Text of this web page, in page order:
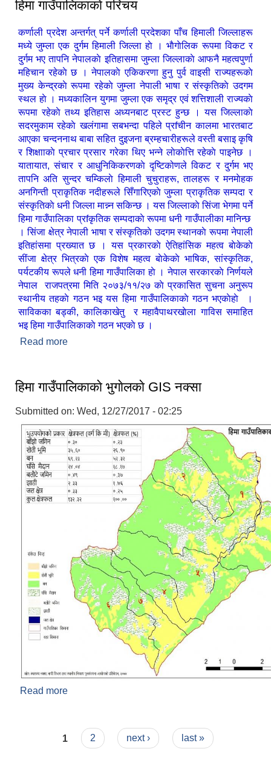
हिमा गाउँपालिकाकाे परिचय
कर्णाली प्रदेश अन्तर्गत् पर्ने कर्णाली प्रदेशका पाँच हिमाली जिल्लाहरू
मध्ये जुम्ला एक दुर्गम हिमाली जिल्ला हाे । भाैगाेलिक रूपमा विकट र
दुर्गम भए तापनि नेपालकाे इतिहासमा जुम्ला जिल्लाकाे आफनै महत्वपुर्णा
महिचान रहेकाे छ । नेपालकाे एकिकरणा हुनु पुर्व वाइसी राज्यहरूकाे
मुख्य केन्द्रकाे रूपमा रहेकाे जुम्ला नेपाली भाषा र संस्कृतिकाे उदगम
स्थल हाे । मध्यकालिन युगमा जुम्ला एक समृद्र एवं शत्तिशाली राज्यकाे
रूपमा रहेकाे तथ्य इतिहास अध्यनबाट प्रस्ट हुन्छ । यस जिल्लाकाे
सदरमुकाम रहेकाे खलंगामा सबभन्दा पहिले प्रfचीन कालमा भारतबाट
आएका चन्दननाथ बाबा सहित दुइजना ब्रम्हचारीहरूले वस्ती बसाइ कृषि
र शिक्षााकाे प्रचार प्रसार गरेका थिए भन्ने लाेकाेत्ति रहेकाे पाइनेछ ।
यातायात, संचार र आधुनिकिकरणकाे दृष्टिकोणले विकट र दुर्गम भए
तापनि अति सुन्दर चम्किलाे हिमाली चुचुराहरू, तालहरू र मनमाेहक
अनगिन्ती प्राकृतिक नदीहरूले सिँगारिएकाे जुम्ला प्राकृतिक सम्पदा र
संस्कृतिकाे धनी जिल्ला मान्न्न सकिन्छ । यस जिल्लाकाे सिंजा भेगमा पर्ने
हिमा गाउँपालिका प्रfकृतिक सम्पदाकाे रूपमा धनी गाउँपालीका मानिन्छ
। सिंजा क्षेत्र नेपाली भाषा र संस्कृतिकाे उदगम स्थानकाे रूपमा नेपाली
इतिहांसमा प्रख्यात छ । यस प्रकारकाे ऐतिहांसिक महत्व बाेकेकाे
सींजा क्षेत्र भित्रकाे एक विशेष महत्व बाेकेकाे भाषिक, सांस्कृतिक,
पर्यटकीय रूपले धनी हिमा गाउँपालिका हाे । नेपाल सरकारकाे निर्णयले
नेपाल राजपत्रमा मिति २०७३/११/२७ काे प्रकासित सुचना अनुरूप
स्थानीय तहकाे गठन भइ यस हिमा गाउँपालिकाकाे गठन भएकाेहाे ।
साविकका बड्की, कालिकाखेतु र महावैपाथरखाेला गाविस समाहित
भइ हिमा गाउँपालिकाकाे गठन भएकाे छ ।
Read more
हिमा गाउँपालिकाकाे भुगाेलकाे GIS नक्सा
Submitted on: Wed, 12/27/2017 - 02:25
Read more
Pages
1 2 next › last »